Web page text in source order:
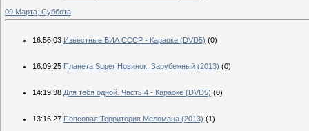
09 Марта, Суббота
16:56:03 Известные ВИА СССР - Караоке (DVD5) (0)
16:09:25 Планета Super Новинок. Зарубежный (2013) (0)
14:19:38 Для тебя одной. Часть 4 - Караоке (DVD5) (0)
13:16:27 Попсовая Территория Меломана (2013) (1)